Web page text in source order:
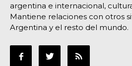
argentina e internacional,
Mantiene relaciones con otros
Argentina y el resto del mundo.